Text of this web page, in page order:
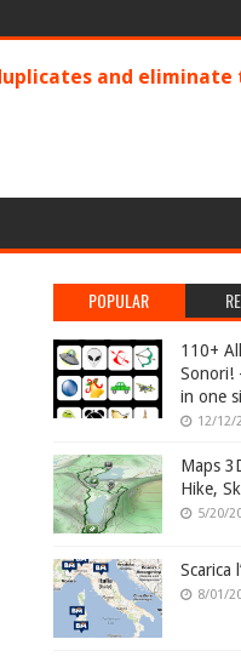
and eliminate
POPULAR
110+
Sonori!
in one
12/12/
Maps
Hike,
5/20/
Scarica
8/01/